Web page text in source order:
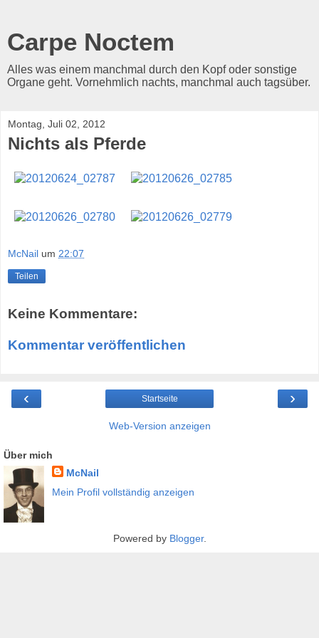
Carpe Noctem
Alles was einem manchmal durch den Kopf oder sonstige
Organe geht. Vornehmlich nachts, manchmal auch tagsüber.
Montag, Juli 02, 2012
Nichts als Pferde
McNail um 22:07
Teilen
Keine Kommentare:
Kommentar veröffentlichen
‹ ›
Startseite
Web-Version anzeigen
Über mich
McNail
Mein Profil vollständig anzeigen
Powered by Blogger.